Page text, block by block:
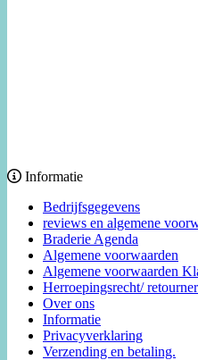
Informatie
Bedrijfsgegevens
reviews en algemene
Braderie Agenda
Algemene voorwaarden
Algemene voorwaarden
Herroepingsrecht/
Over ons
Informatie
Privacyverklaring
Verzending en betaling.